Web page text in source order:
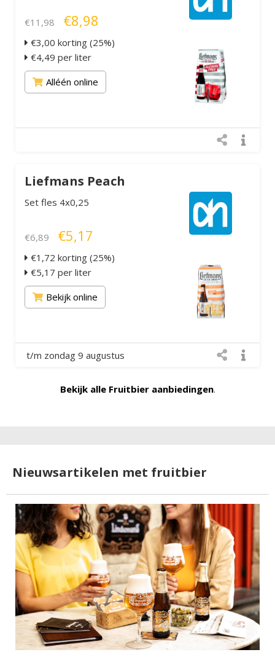
€11,98 €8,98
€3,00 korting (25%)
€4,49 per liter
Alléén online
Liefmans Peach
Set fles 4x0,25
€6,89 €5,17
€1,72 korting (25%)
€5,17 per liter
Bekijk online
t/m zondag 9 augustus
Bekijk alle Fruitbier aanbiedingen.
Nieuwsartikelen met fruitbier